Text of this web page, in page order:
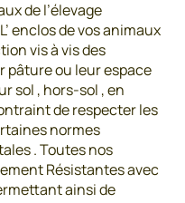
de l’élevage
enclos de vos animaux
vis à vis des
pâture ou leur espace
sol , hors-sol , en
de respecter les
normes
. Toutes nos
Résistantes avec
ainsi de